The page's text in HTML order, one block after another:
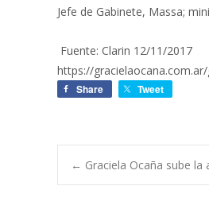
Jefe de Gabinete, Massa;
Fuente: Clarin 12/11/2017
https://
Share Tweet
← Graciela Ocaña sube la